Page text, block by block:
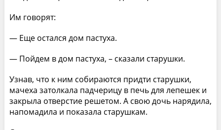
Им говорят:
— Еще остался дом пастуха.
— Пойдем в дом пастуха, – сказали старушки.
Узнав, что к ним собираются придти старушки,
мачеха затолкала падчерицу в печь для лепешек и
закрыла отверстие решетом. А свою дочь нарядила,
напомадила и показала старушкам.